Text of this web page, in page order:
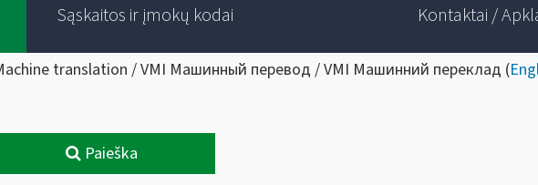
Sąskaitos ir įmokų kodai
Kontaktai /
translation / VMI Машинный перевод / VMI Машинний переклад (
Paieška